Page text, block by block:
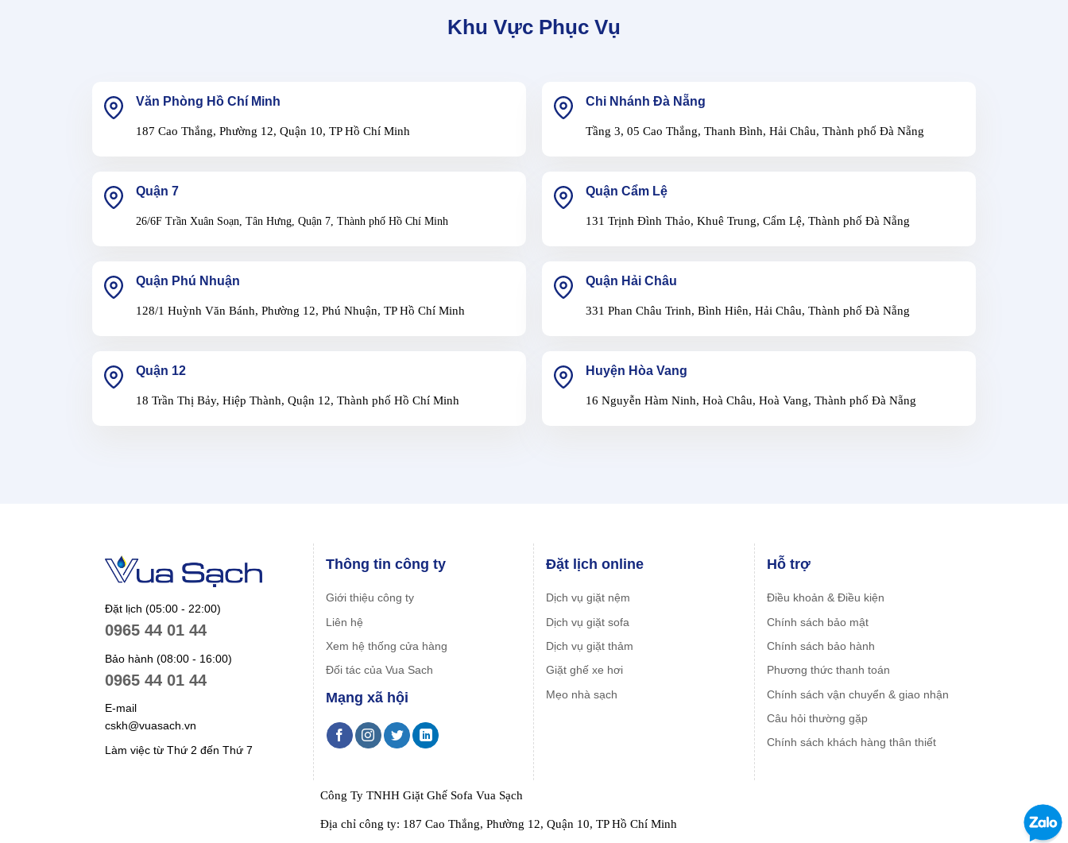
Khu Vực Phục Vụ
Văn Phòng Hồ Chí Minh
187 Cao Thắng, Phường 12, Quận 10, TP Hồ Chí Minh
Quận 7
26/6F Trần Xuân Soạn, Tân Hưng, Quận 7, Thành phố Hồ Chí Minh
Quận Phú Nhuận
128/1 Huỳnh Văn Bánh, Phường 12, Phú Nhuận, TP Hồ Chí Minh
Quận 12
18 Trần Thị Bảy, Hiệp Thành, Quận 12, Thành phố Hồ Chí Minh
Chi Nhánh Đà Nẵng
Tầng 3, 05 Cao Thắng, Thanh Bình, Hải Châu, Thành phố Đà Nẵng
Quận Cẩm Lệ
131 Trịnh Đình Thảo, Khuê Trung, Cẩm Lệ, Thành phố Đà Nẵng
Quận Hải Châu
331 Phan Châu Trinh, Bình Hiên, Hải Châu, Thành phố Đà Nẵng
Huyện Hòa Vang
16 Nguyễn Hàm Ninh, Hoà Châu, Hoà Vang, Thành phố Đà Nẵng
Đặt lịch (05:00 - 22:00)
0965 44 01 44
Bảo hành (08:00 - 16:00)
0965 44 01 44
E-mail
cskh@vuasach.vn
Làm việc từ Thứ 2 đến Thứ 7
Thông tin công ty
Giới thiệu công ty
Liên hệ
Xem hệ thống cửa hàng
Đối tác của Vua Sach
Mạng xã hội
Đặt lịch online
Dịch vụ giặt nệm
Dịch vụ giặt sofa
Dịch vụ giặt thảm
Giặt ghế xe hơi
Mẹo nhà sạch
Hỗ trợ
Điều khoản & Điều kiện
Chính sách bảo mật
Chính sách bảo hành
Phương thức thanh toán
Chính sách vận chuyển & giao nhận
Câu hỏi thường gặp
Chính sách khách hàng thân thiết
Công Ty TNHH Giặt Ghế Sofa Vua Sạch
Địa chỉ công ty: 187 Cao Thắng, Phường 12, Quận 10, TP Hồ Chí Minh